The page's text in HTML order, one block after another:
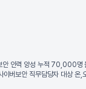
안 인력 양성 누적 70,000명
이버보안 직무담당자 대상 온,